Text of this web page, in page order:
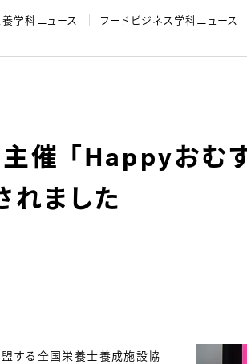
学科ニュース フードビジネス学科ニュース
催 「Happyおむ
れました
する全国栄養士養成施設協